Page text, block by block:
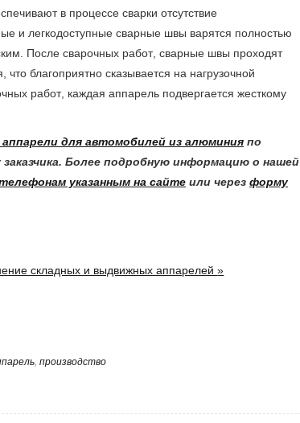
в процессе сварки отсутствие
и легкодоступные сварные швы варятся полностью
После сварочных работ, сварные швы проходят
благоприятно сказывается на нагрузочной
работ, каждая аппарель подвергается жесткому
аппарели для автомобилей из алюминия по
Более подробную информацию о нашей
указанным на сайте или через форму
складных и выдвижных аппарелей»
, производство